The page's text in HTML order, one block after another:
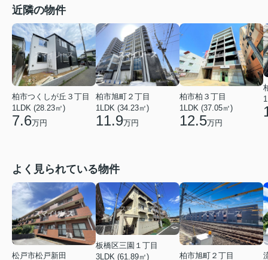
近隣の物件
柏市つくしが丘３丁目
1LDK (28.23㎡)
7.6万円
柏市旭町２丁目
1LDK (34.23㎡)
11.9万円
柏市柏３丁目
1LDK (37.05㎡)
12.5万円
よく見られている物件
松戸市松戸新田
板橋区三園１丁目
3LDK (61.89㎡)
柏市旭町２丁目